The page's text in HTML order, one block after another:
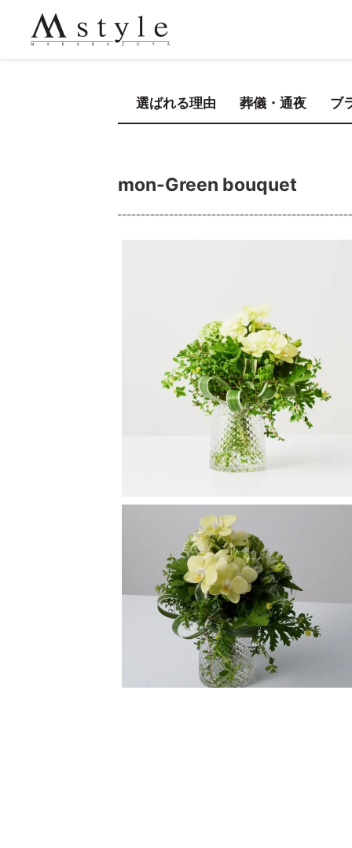
選ばれる理由 葬儀・通夜 ブ
mon-Green bouquet